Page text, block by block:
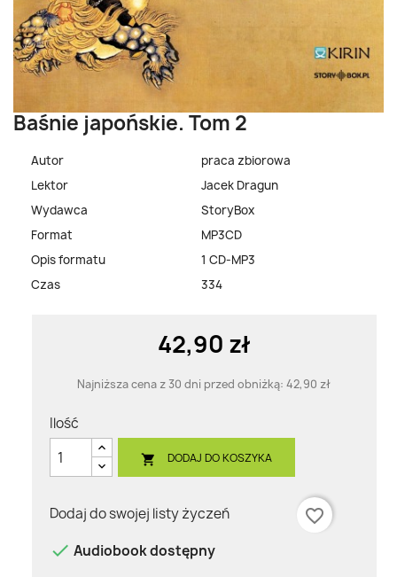
Baśnie japońskie. Tom 2
Autor
praca zbiorowa
Lektor
Jacek Dragun
Wydawca
StoryBox
Format
MP3CD
Opis formatu
1 CD-MP3
Czas
334
42,90 zł
Najniższa cena z 30 dni przed obniżką:42,90 zł
Ilość
 DODAJ DO KOSZYKA
Dodaj do swojej listy życzeń
favorite_border
 Audiobook dostępny